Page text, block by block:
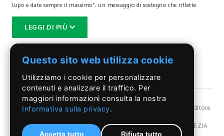
lupo e date sempre il massimo”, un messaggio di sostegno che riflette
Il giorno precedente, il 24 giugno, un altro giovane talento di Anzio,
Filippo Sabatini, ha fatto visita al sindaco. Il ragazzo, un promettente
Baseball, un gesto che simboleggia il suo legame con lo sport e la città.
Dopo aver affrontato con successo gli esami di maturità, Filippo si
nell’organizzazione dei Philadelphia Phillies. Anche in questo caso, il
sindaco non ha mancato di incoraggiarlo, esprimendo il desiderio che
possa “portare alto il nome della nostra città”.
Questi eventi non solo celebrano il talento dei giovani atleti, ma
testimoniano anche l’impegno della comunità nel supportare le nuove
generazioni. La dedizione e la passione dimostrate da questi ragazzi
rappresentano un esempio da seguire e sono un segnale di speranza per il
LEGGI DI PIÙ
©Il Pontino- Reg, Trib. Roma n.399/86 - Angelo Capriotti Editore
Dir. resp Angelo Capriotti - Redazione: Via Pordenone,17 POMEZIA
Questo sito web utilizza cookie
Utilizziamo i cookie per personalizzare
contenuti e analizzare il traffico. Per
maggiori informazioni consulta la nostra
Informativa sulla privacy.
Accetta tutto Rifiuta tutto